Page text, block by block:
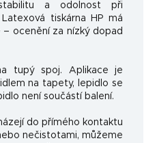
a odolnost při
tiskárna HP má
– ocenění za nízký dopad
tupý spoj. Aplikace je
na tapety, lepidlo se
není součástí balení.
do přímého kontaktu
nečistotami, můžeme